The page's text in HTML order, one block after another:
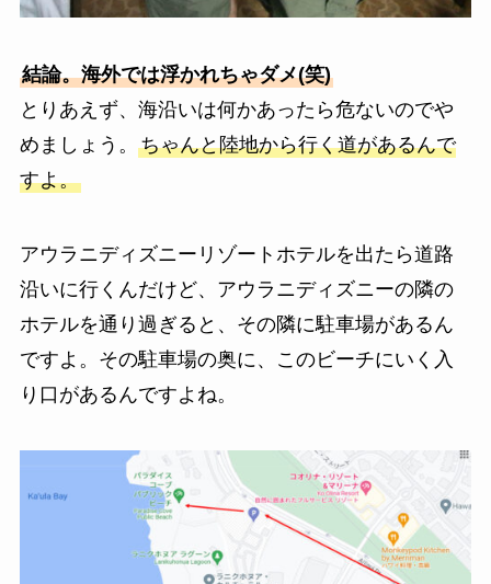
結論。海外では浮かれちゃダメ(笑)
とりあえず、海沿いは何かあったら危ないのでや
めましょう。 ちゃんと陸地から行く道があるんで
すよ。
アウラニディズニーリゾートホテルを出たら道路
沿いに行くんだけど、アウラニディズニーの隣の
ホテルを通り過ぎると、その隣に駐車場があるん
ですよ。その駐車場の奥に、このビーチにいく入
り口があるんですよね。